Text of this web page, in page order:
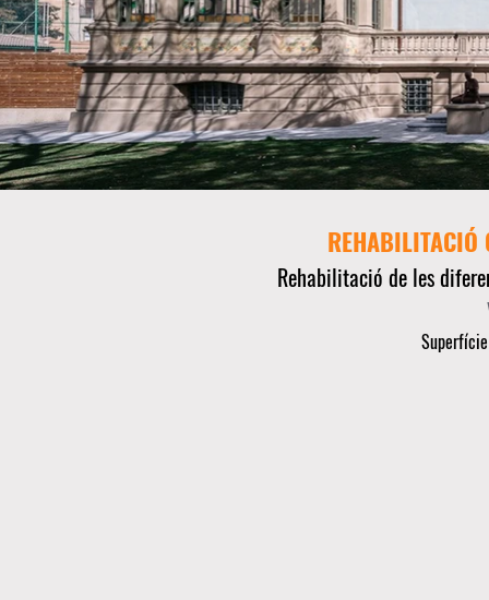
REHABILITACIÓ
Rehabilitació de les